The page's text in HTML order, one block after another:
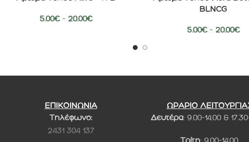
5.00€ – 20.00€
BLNCG
5.00€ – 20.00€
ΕΠΙΚΟΙΝΩΝΙΑ
Τηλέφωνο:
2431 304 137
ΩΡΑΡΙΟ
Δευτέρα: 9.00-14.00 &